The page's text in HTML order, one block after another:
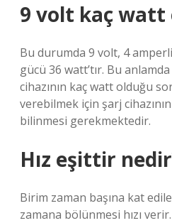
9 volt kaç watt
Bu durumda 9 volt, 4
gücü 36 watt’tır. Bu
cihazının kaç watt olduğu
verebilmek için şarj
bilinmesi gerekmektedir.
Hız eşittir
Birim zaman başına kat
zamana bölünmesi hızı